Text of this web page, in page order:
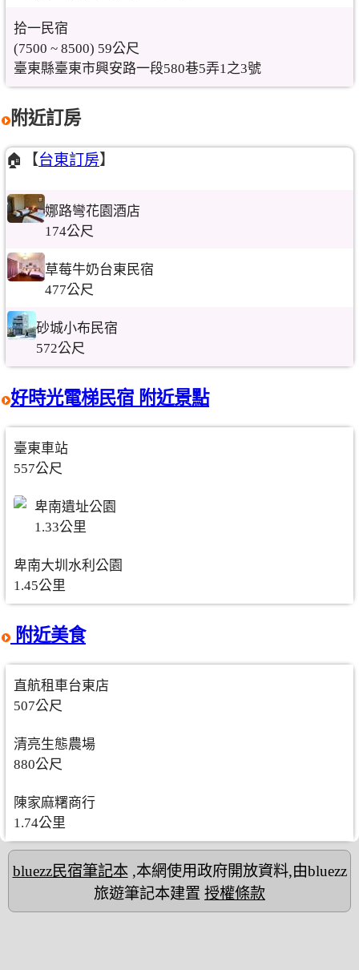
拾一民宿
(7500 ~ 8500) 59公尺
臺東縣臺東市興安路一段580巷5弄1之3號
附近訂房
🏠【台東訂房】
娜路彎花園酒店
174公尺
草莓牛奶台東民宿
477公尺
砂城小布民宿
572公尺
好時光電梯民宿 附近景點
臺東車站
557公尺
卑南遺址公園
1.33公里
卑南大圳水利公園
1.45公里
附近美食
直航租車台東店
507公尺
清亮生態農場
880公尺
陳家麻糬商行
1.74公里
bluezz民宿筆記本,本網使用政府開放資料,由bluezz
旅遊筆記本建置 授權條款